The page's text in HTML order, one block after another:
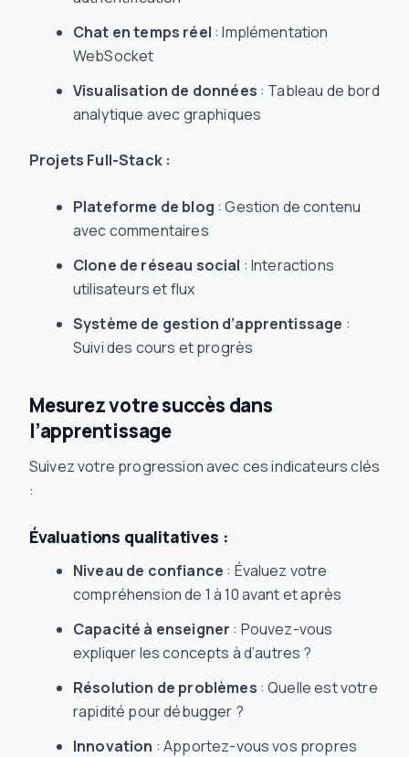
Chat en temps réel : Implémentation
WebSocket
Visualisation de données : Tableau de bord
analytique avec graphiques
Projets Full-Stack :
Plateforme de blog : Gestion de contenu
avec commentaires
Clone de réseau social : Interactions
utilisateurs et flux
Système de gestion d’apprentissage :
Suivi des cours et progrès
Mesurez votre succès dans
l’apprentissage
Suivez votre progression avec ces indicateurs clés
:
Évaluations qualitatives :
Niveau de confiance : Évaluez votre
compréhension de 1 à 10 avant et après
Capacité à enseigner : Pouvez-vous
expliquer les concepts à d’autres ?
Résolution de problèmes : Quelle est votre
rapidité pour débugger ?
Innovation : Apportez-vous vos propres